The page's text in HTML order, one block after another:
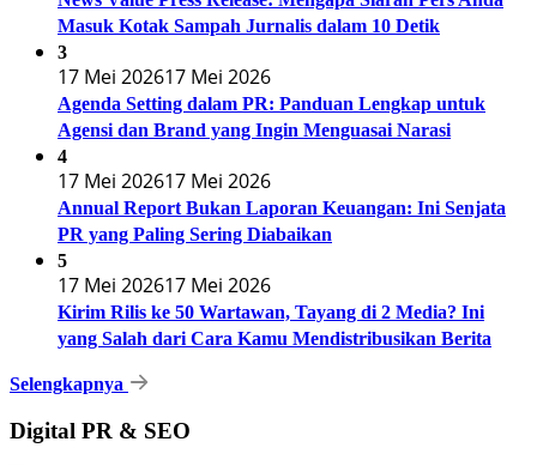
Masuk Kotak Sampah Jurnalis dalam 10 Detik
3
17 Mei 202617 Mei 2026
Agenda Setting dalam PR: Panduan Lengkap untuk
Agensi dan Brand yang Ingin Menguasai Narasi
4
17 Mei 202617 Mei 2026
Annual Report Bukan Laporan Keuangan: Ini Senjata
PR yang Paling Sering Diabaikan
5
17 Mei 202617 Mei 2026
Kirim Rilis ke 50 Wartawan, Tayang di 2 Media? Ini
yang Salah dari Cara Kamu Mendistribusikan Berita
Selengkapnya
Digital PR & SEO